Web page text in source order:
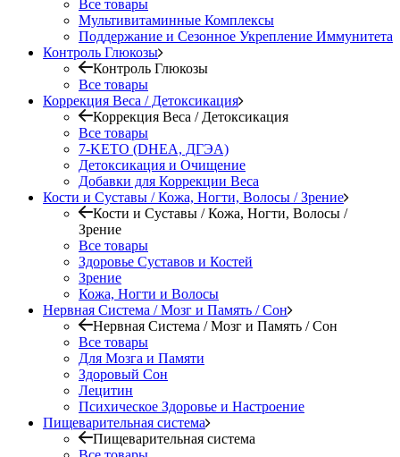
Все товары
Мультивитаминные Комплексы
Поддержание и Сезонное Укрепление Иммунитета
Контроль Глюкозы
Контроль Глюкозы
Все товары
Коррекция Веса / Детоксикация
Коррекция Веса / Детоксикация
Все товары
7-KETO (DHEA, ДГЭА)
Детоксикация и Очищение
Добавки для Коррекции Веса
Кости и Суставы / Кожа, Ногти, Волосы / Зрение
Кости и Суставы / Кожа, Ногти, Волосы /
Зрение
Все товары
Здоровье Суставов и Костей
Зрение
Кожа, Ногти и Волосы
Нервная Система / Мозг и Память / Сон
Нервная Система / Мозг и Память / Сон
Все товары
Для Мозга и Памяти
Здоровый Сон
Лецитин
Психическое Здоровье и Настроение
Пищеварительная система
Пищеварительная система